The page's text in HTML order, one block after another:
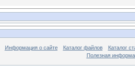
Информация о сайте Каталог файлов
Каталог
Полезная